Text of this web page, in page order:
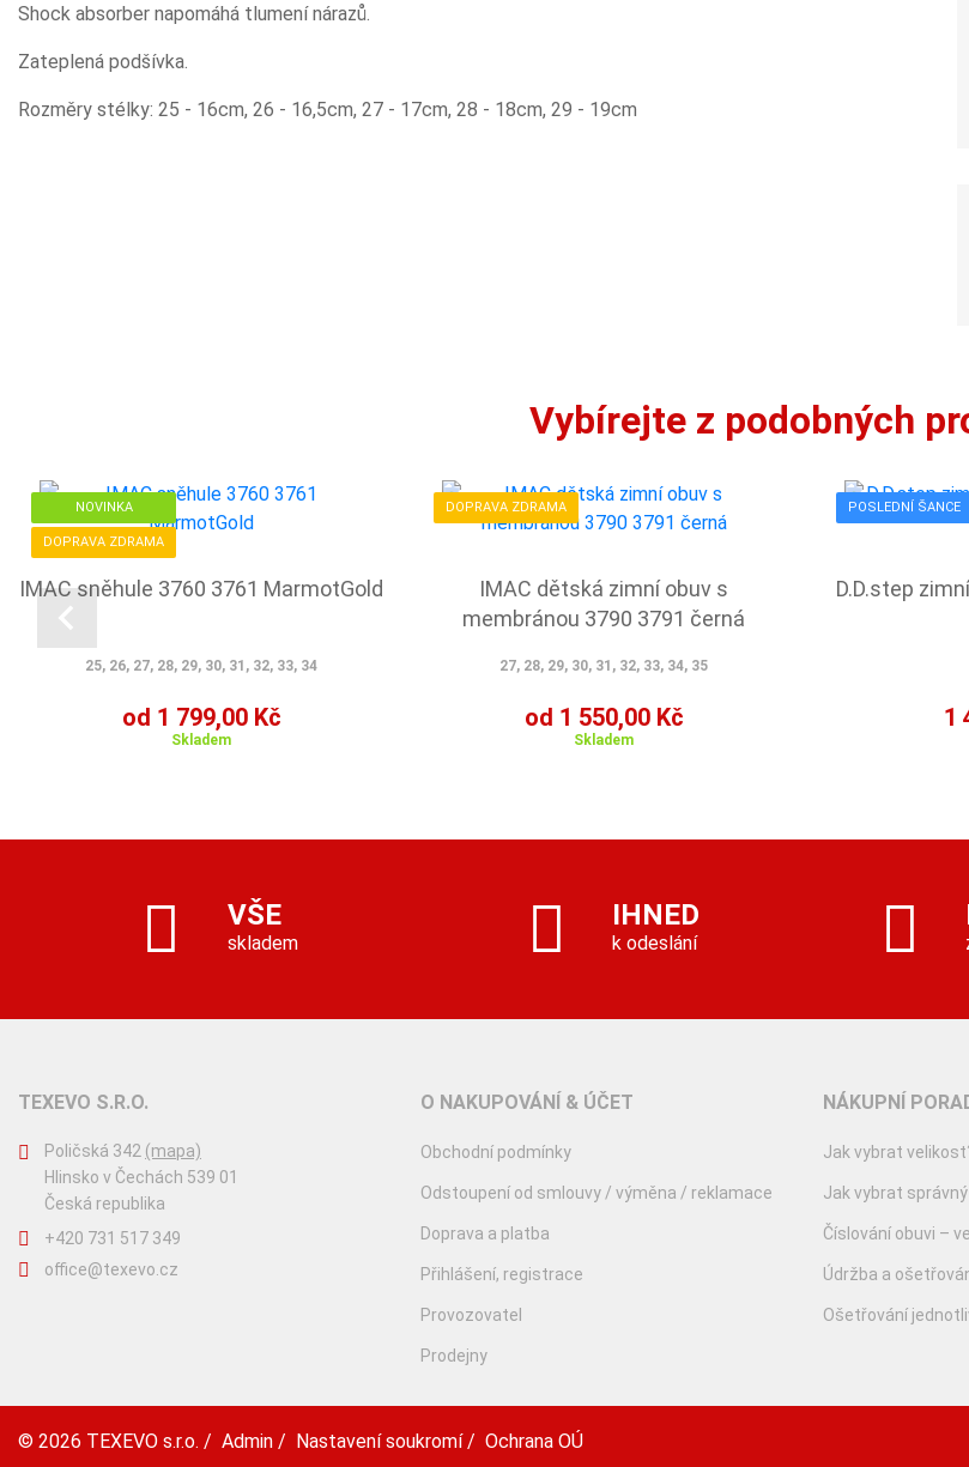
Shock absorber napomáhá tlumení nárazů.
Zateplená podšívka.
Rozměry stélky: 25 - 16cm, 26 - 16,5cm, 27 - 17cm, 28 - 18cm, 29 - 19cm
Vybírejte z podobných
NOVINKA
DOPRAVA ZDRAMA
IMAC sněhule 3760 3761 MarmotGold
25, 26, 27, 28, 29, 30, 31, 32, 33, 34
od 1 799,00 Kč
Skladem
DOPRAVA ZDRAMA
IMAC dětská zimní obuv s
membránou 3790 3791 černá
27, 28, 29, 30, 31, 32, 33, 34, 35
od 1 550,00 Kč
Skladem
POSLEDNÍ ŠANCE
D.D.step
1
VŠE
skladem
IHNED
k odeslání
TEXEVO S.R.O.
Poličská 342 (mapa)
Hlinsko v Čechách 539 01
Česká republika
+420 731 517 349
office@texevo.cz
O NAKUPOVÁNÍ & ÚČET
Obchodní podmínky
Odstoupení od smlouvy / výměna / reklamace
Doprava a platba
Přihlášení, registrace
Provozovatel
Prodejny
NÁKUPNÍ
Jak vybrat
Jak vybrat
Číslování obuvi –
Údržba a
Ošetřování
© 2026 TEXEVO s.r.o. / Admin / Nastavení soukromí/ Ochrana OÚ